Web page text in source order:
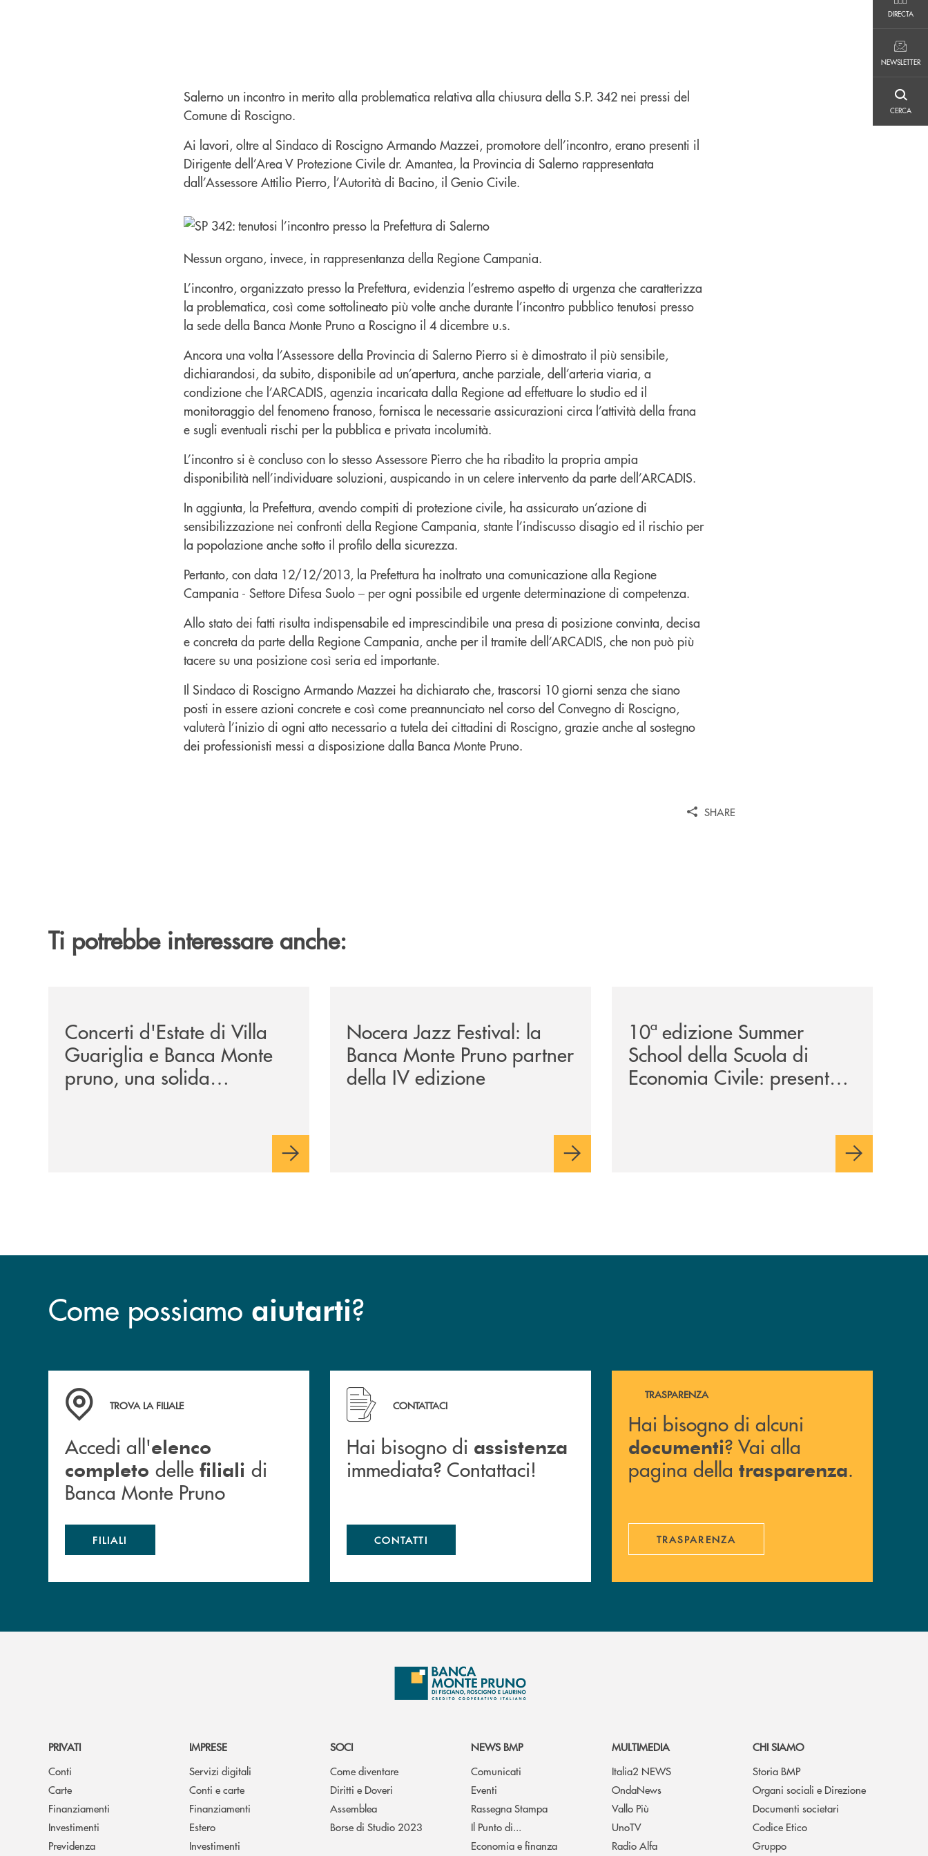
DIRECTA
NEWSLETTER
CERCA
Salerno un incontro in merito alla problematica relativa alla chiusura della S.P. 342 nei pressi del
Comune di Roscigno.
Ai lavori, oltre al Sindaco di Roscigno Armando Mazzei, promotore dell’incontro, erano presenti il
Dirigente dell’Area V Protezione Civile dr. Amantea, la Provincia di Salerno rappresentata
dall’Assessore Attilio Pierro, l’Autorità di Bacino, il Genio Civile.
Nessun organo, invece, in rappresentanza della Regione Campania.
L’incontro, organizzato presso la Prefettura, evidenzia l’estremo aspetto di urgenza che caratterizza
la problematica, così come sottolineato più volte anche durante l’incontro pubblico tenutosi presso
la sede della Banca Monte Pruno a Roscigno il 4 dicembre u.s.
Ancora una volta l’Assessore della Provincia di Salerno Pierro si è dimostrato il più sensibile,
dichiarandosi, da subito, disponibile ad un’apertura, anche parziale, dell’arteria viaria, a
condizione che l’ARCADIS, agenzia incaricata dalla Regione ad effettuare lo studio ed il
monitoraggio del fenomeno franoso, fornisca le necessarie assicurazioni circa l’attività della frana
e sugli eventuali rischi per la pubblica e privata incolumità.
L’incontro si è concluso con lo stesso Assessore Pierro che ha ribadito la propria ampia
disponibilità nell’individuare soluzioni, auspicando in un celere intervento da parte dell’ARCADIS.
In aggiunta, la Prefettura, avendo compiti di protezione civile, ha assicurato un’azione di
sensibilizzazione nei confronti della Regione Campania, stante l’indiscusso disagio ed il rischio per
la popolazione anche sotto il profilo della sicurezza.
Pertanto, con data 12/12/2013, la Prefettura ha inoltrato una comunicazione alla Regione
Campania - Settore Difesa Suolo – per ogni possibile ed urgente determinazione di competenza.
Allo stato dei fatti risulta indispensabile ed imprescindibile una presa di posizione convinta, decisa
e concreta da parte della Regione Campania, anche per il tramite dell’ARCADIS, che non può più
tacere su una posizione così seria ed importante.
Il Sindaco di Roscigno Armando Mazzei ha dichiarato che, trascorsi 10 giorni senza che siano
posti in essere azioni concrete e così come preannunciato nel corso del Convegno di Roscigno,
valuterà l’inizio di ogni atto necessario a tutela dei cittadini di Roscigno, grazie anche al sostegno
dei professionisti messi a disposizione dalla Banca Monte Pruno.
SHARE
Ti potrebbe interessare anche:
Concerti d'Estate di Villa
Guariglia e Banca Monte
pruno, una solida
collaborazione anche per
Nocera Jazz Festival: la
Banca Monte Pruno partner
della IV edizione
10ª edizione Summer
School della Scuola di
Economia Civile: presente
anche la Banca Monte
Come possiamo aiutarti?
Accedi all' elenco completo&nbsp; delle&nbsp; filiali&nbsp; di Banca Monte Pruno
TROVA LA FILIALE
Accedi all'elenco
completo delle filiali di
Banca Monte Pruno
FILIALI
Hai bisogno di assistenza immediata? Contattaci!
CONTATTACI
Hai bisogno di assistenza
immediata? Contattaci!
CONTATTI
Hai bisogno di alcuni documenti ? Vai alla pagina della
TRASPARENZA
Hai bisogno di alcuni
documenti? Vai alla
pagina della trasparenza.
TRASPARENZA
PRIVATI
Conti
Carte
Finanziamenti
Investimenti
Previdenza
IMPRESE
Servizi digitali
Conti e carte
Finanziamenti
Estero
Investimenti
SOCI
Come diventare
Diritti e Doveri
Assemblea
Borse di Studio 2023
NEWS BMP
Comunicati
Eventi
Rassegna Stampa
Il Punto di...
Economia e finanza
MULTIMEDIA
Italia2 NEWS
OndaNews
Vallo Più
UnoTV
Radio Alfa
CHI SIAMO
Storia BMP
Organi sociali e Direzione
Documenti societari
Codice Etico
Gruppo